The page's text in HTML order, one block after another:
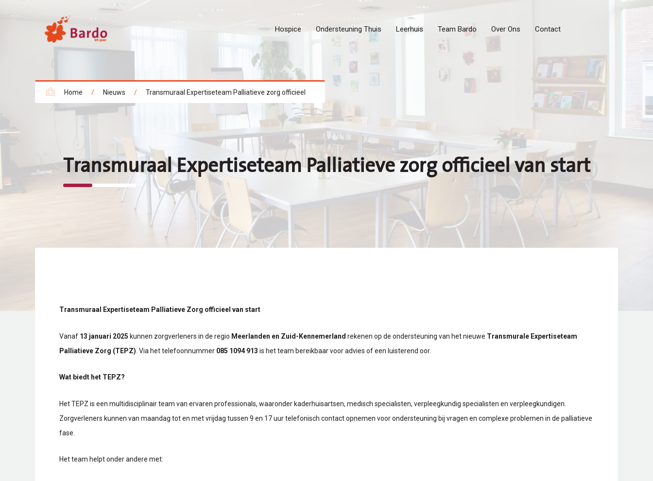
Hospice Ondersteuning Thuis Leerhuis Team Bardo Over Ons Contact
Home / Nieuws / Transmuraal Expertiseteam Palliatieve zorg officieel
Transmuraal Expertiseteam Palliatieve zorg officieel van start
Transmuraal Expertiseteam Palliatieve Zorg officieel van start
Vanaf 13 januari 2025 kunnen zorgverleners in de regio Meerlanden en Zuid-Kennemerland rekenen op de ondersteuning van het nieuwe Transmurale Expertiseteam
Palliatieve Zorg (TEPZ) . Via het telefoonnummer 085 1094 913 is het team bereikbaar voor advies of een luisterend oor.
Wat biedt het TEPZ?
Het TEPZ is een multidisciplinair team van ervaren professionals, waaronder kaderhuisartsen, medisch specialisten, verpleegkundig specialisten en verpleegkundigen.
Zorgverleners kunnen van maandag tot en met vrijdag tussen 9 en 17 uur telefonisch contact opnemen voor ondersteuning bij vragen en complexe problemen in de palliatieve
fase.
Het team helpt onder andere met: